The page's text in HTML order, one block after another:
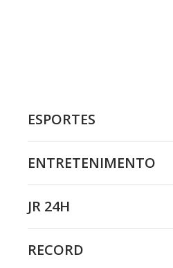
ESPORTES
ENTRETENIMENTO
JR 24H
RECORD